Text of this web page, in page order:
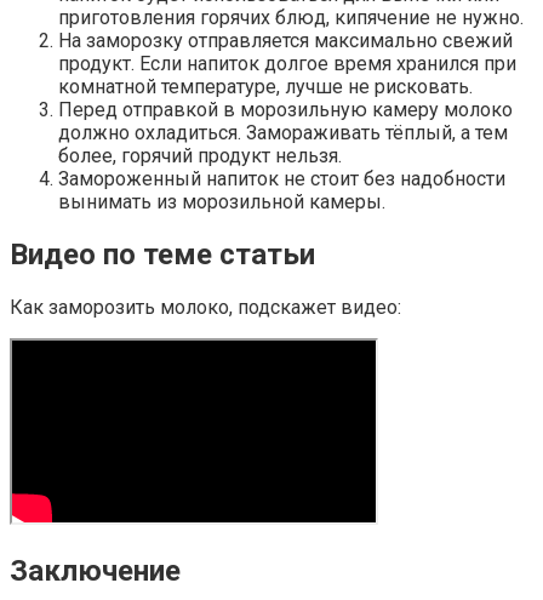
приготовления горячих блюд, кипячение не нужно.
На заморозку отправляется максимально свежий
продукт. Если напиток долгое время хранился при
комнатной температуре, лучше не рисковать.
Перед отправкой в морозильную камеру молоко
должно охладиться. Замораживать тёплый, а тем
более, горячий продукт нельзя.
Замороженный напиток не стоит без надобности
вынимать из морозильной камеры.
Видео по теме статьи
Как заморозить молоко, подскажет видео:
Заключение